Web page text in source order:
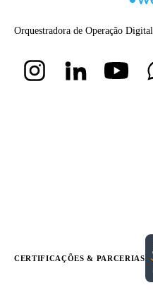
Orquestradora de Operação Digital
CERTIFICAÇÕES & PARCERIAS